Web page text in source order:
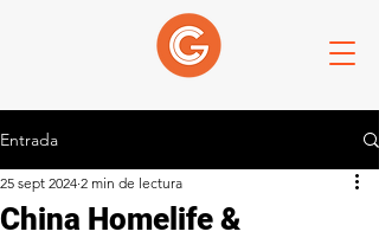
Entrada
China Homelife &
25 sept 2024 2 min de lectura